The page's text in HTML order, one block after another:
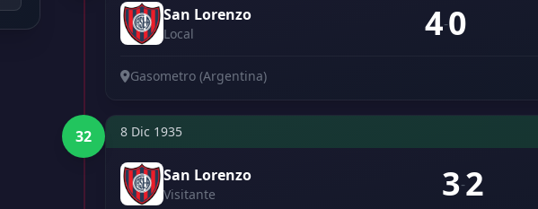
San Lorenzo
Local 4-0
Gasometro (Argentina)
32 8 Dic 1935
San Lorenzo
Visitante 3-2